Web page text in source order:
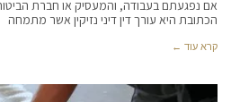
אם נפגעתם בעבודה, והמעסיק או חברת
הכתובת היא עורך דין דיני נזיקין אשר מתמחה
קרא עוד ←